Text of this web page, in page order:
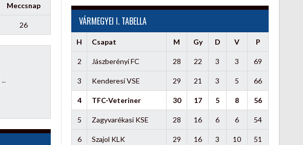
Meccsnap
26 VÁRMEGYEI I. TABELLA
H Csapat M Gy D V P
2 Jászberényi FC 28 22 3 3 69
3 Kenderesi VSE 29 21 3 5 66
4 TFC-Veteriner 30 17 5 8 56
5 Zagyvarékasi KSE 28 16 6 6 54
6 Szajol KLK 29 16 3 10 51